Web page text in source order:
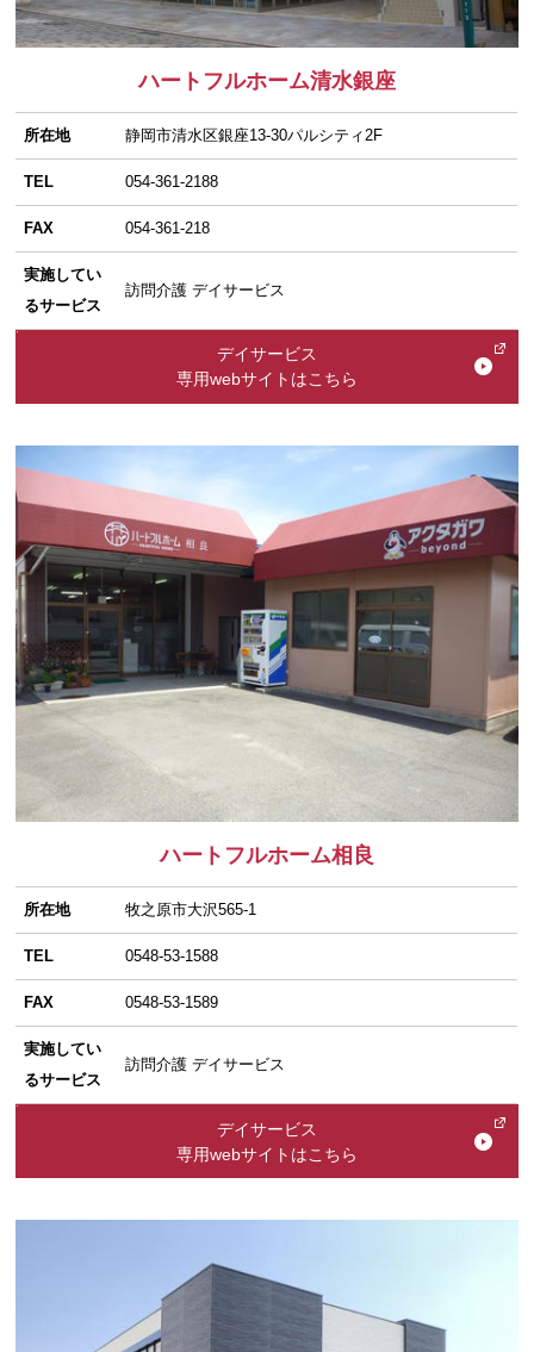
ハートフルホーム清水銀座
所在地 静岡市清水区銀座13-30パルシティ2F
TEL 054-361-2188
FAX 054-361-218
実施してい
るサービス
訪問介護 デイサービス
デイサービス
専用webサイトはこちら
ハートフルホーム相良
所在地 牧之原市大沢565-1
TEL 0548-53-1588
FAX 0548-53-1589
実施してい
るサービス
訪問介護 デイサービス
デイサービス
専用webサイトはこちら